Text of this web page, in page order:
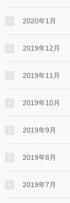
2020年1月
2019年12月
2019年11月
2019年10月
2019年9月
2019年8月
2019年7月